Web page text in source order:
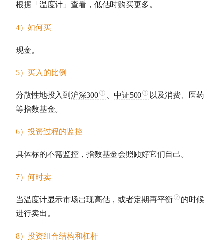
根据「温度计」查看，低估时购买更多。
4）如何买
现金。
5）买入的比例
分散性地投入到 沪深300 中证500
以及消费、医药
等指数基金。
6）投资过程的监控
具体标的不需监控， 指数基金会照顾好它们自己。
7）何时卖
当温度计显示市场出现高估，或者定期再平衡
的时候
进行卖出。
8）投资组合结构和杠杆